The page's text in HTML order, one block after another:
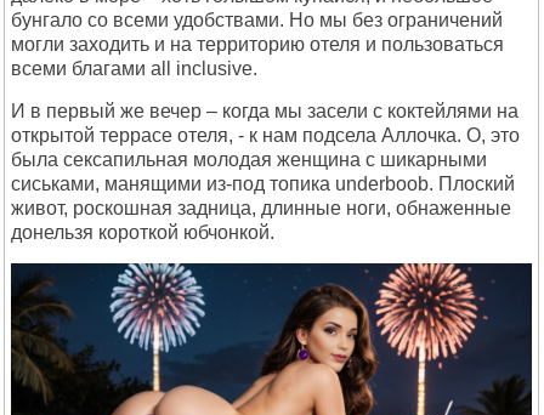
бунгало со всеми удобствами. Но мы без ограничений
могли заходить и на территорию отеля и пользоваться
всеми благами all inclusive.
И в первый же вечер – когда мы засели с коктейлями на
открытой террасе отеля, - к нам подсела Аллочка. О, это
была сексапильная молодая женщина с шикарными
сиськами, манящими из-под топика underboob. Плоский
живот, роскошная задница, длинные ноги, обнаженные
донельзя короткой юбчонкой.